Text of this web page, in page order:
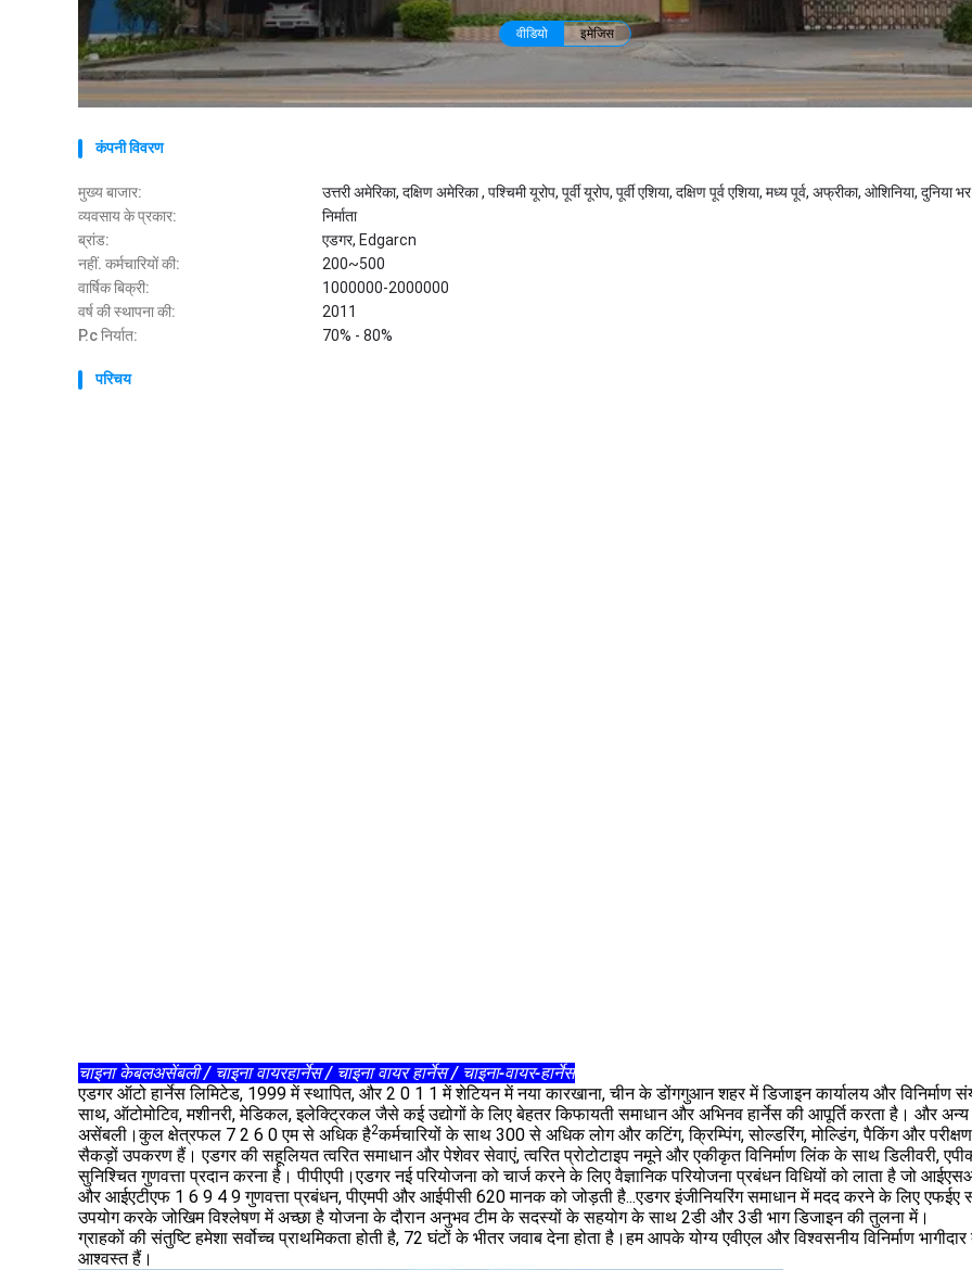
वीडियो इमेजिस
कंपनी विवरण
मुख्य बाजार:
उत्तरी अमेरिका, दक्षिण अमेरिका , पश्चिमी यूरोप, पूर्वी यूरोप, पूर्वी एशिया, दक्षिण पूर्व एशिया, मध्य पूर्व, अफ्रीका, ओशिनिया, दुनिया
व्यवसाय के प्रकार:
निर्माता
ब्रांड:
एडगर, Edgarcn
नहीं. कर्मचारियों की:
200~500
वार्षिक बिक्री:
1000000-2000000
वर्ष की स्थापना की:
2011
P.c निर्यात:
70% - 80%
परिचय
चाइना केबलअसेंबली / चाइना वायरहार्नेस / चाइना वायर हार्नेस / चाइना-वायर-हार्नेस
एडगर ऑटो हार्नेस लिमिटेड, 1999 में स्थापित, और 2 0 1 1 में शेटियन में नया कारखाना, चीन के डोंगगुआन शहर में डिजाइन कार्यालय और विनिर्माण
साथ, ऑटोमोटिव, मशीनरी, मेडिकल, इलेक्ट्रिकल जैसे कई उद्योगों के लिए बेहतर किफायती समाधान और अभिनव हार्नेस की आपूर्ति करता है। और अन्य
असेंबली।कुल क्षेत्रफल 7 2 6 0 एम से अधिक है2कर्मचारियों के साथ 300 से अधिक लोग और कटिंग, क्रिम्पिंग, सोल्डरिंग, मोल्डिंग, पैकिंग और
सैकड़ों उपकरण हैं। एडगर की सहूलियत त्वरित समाधान और पेशेवर सेवाएं, त्वरित प्रोटोटाइप नमूने और एकीकृत विनिर्माण लिंक के साथ डिलीवरी,
सुनिश्चित गुणवत्ता प्रदान करना है। पीपीएपी।एडगर नई परियोजना को चार्ज करने के लिए वैज्ञानिक परियोजना प्रबंधन विधियों को लाता है जो
और आईएटीएफ 1 6 9 4 9 गुणवत्ता प्रबंधन, पीएमपी और आईपीसी 620 मानक को जोड़ती है...एडगर इंजीनियरिंग समाधान में मदद करने के लिए एफईए
उपयोग करके जोखिम विश्लेषण में अच्छा है योजना के दौरान अनुभव टीम के सदस्यों के सहयोग के साथ 2डी और 3डी भाग डिजाइन की तुलना में।
ग्राहकों की संतुष्टि हमेशा सर्वोच्च प्राथमिकता होती है, 72 घंटों के भीतर जवाब देना होता है।हम आपके योग्य एवीएल और विश्वसनीय विनिर्माण
आश्वस्त हैं।